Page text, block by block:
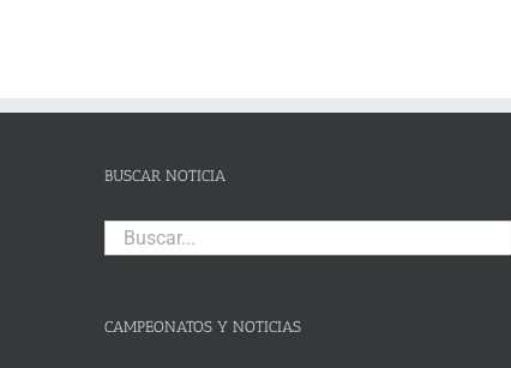
BUSCAR NOTICIA
Buscar:
CAMPEONATOS Y NOTICIAS